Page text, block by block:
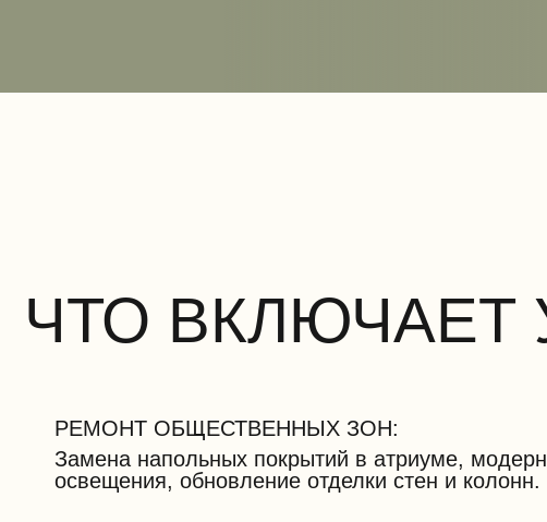
ЧТО ВКЛЮЧАЕТ
РЕМОНТ ОБЩЕСТВЕННЫХ ЗОН:
Замена напольных покрытий в атриуме,
освещения, обновление отделки стен и колонн.